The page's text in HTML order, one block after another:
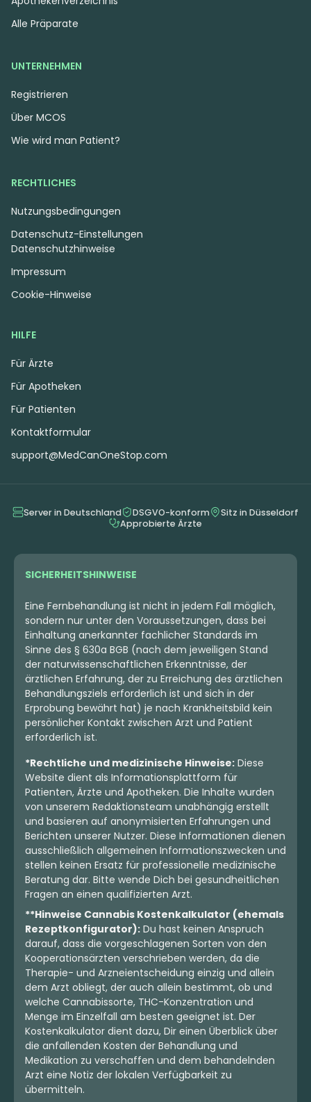
Alle Präparate
UNTERNEHMEN
Registrieren
Über MCOS
Wie wird man Patient?
HILFE
Für Ärzte
Für Apotheken
Für Patienten
Kontaktformular
support@MedCanOneStop.com
RECHTLICHES
Nutzungsbedingungen
Datenschutzhinweise
Impressum
Cookie-Hinweise
Datenschutz-Einstellungen
Server in Deutschland DSGVO-konform
Sitz in Düsseldorf
Approbierte Ärzte
SICHERHEITSHINWEISE
Eine Fernbehandlung ist nicht in jedem Fall möglich,
sondern nur unter den Voraussetzungen, dass bei
Einhaltung anerkannter fachlicher Standards im
Sinne des § 630a BGB (nach dem jeweiligen Stand
der naturwissenschaftlichen Erkenntnisse, der
ärztlichen Erfahrung, der zu Erreichung des ärztlichen
Behandlungsziels erforderlich ist und sich in der
Erprobung bewährt hat) je nach Krankheitsbild kein
persönlicher Kontakt zwischen Arzt und Patient
erforderlich ist.
*Rechtliche und medizinische Hinweise: Diese
Website dient als Informationsplattform für
Patienten, Ärzte und Apotheken. Die Inhalte wurden
von unserem Redaktionsteam unabhängig erstellt
und basieren auf anonymisierten Erfahrungen und
Berichten unserer Nutzer. Diese Informationen dienen
ausschließlich allgemeinen Informationszwecken und
stellen keinen Ersatz für professionelle medizinische
Beratung dar. Bitte wende Dich bei gesundheitlichen
Fragen an einen qualifizierten Arzt.
**Hinweise Cannabis Kostenkalkulator (ehemals
Rezeptkonfigurator): Du hast keinen Anspruch
darauf, dass die vorgeschlagenen Sorten von den
Kooperationsärzten verschrieben werden, da die
Therapie- und Arzneientscheidung einzig und allein
dem Arzt obliegt, der auch allein bestimmt, ob und
welche Cannabissorte, THC-Konzentration und
Menge im Einzelfall am besten geeignet ist. Der
Kostenkalkulator dient dazu, Dir einen Überblick über
die anfallenden Kosten der Behandlung und
Medikation zu verschaffen und dem behandelnden
Arzt eine Notiz der lokalen Verfügbarkeit zu
übermitteln.